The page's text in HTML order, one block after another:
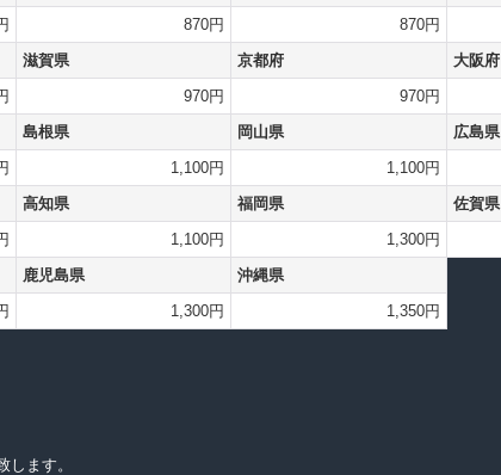
870円 870円
滋賀県 京都府 大阪府
970円 970円
島根県 岡山県 広島県
1,100円 1,100円
高知県 福岡県 佐賀県
1,100円 1,300円
鹿児島県
沖縄県
1,300円 1,350円
ます。